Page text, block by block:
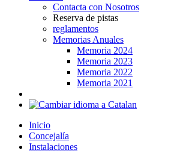
Contacta con Nosotros
Reserva de pistas
reglamentos
Memorias Anuales
Memoria 2024
Memoria 2023
Memoria 2022
Memoria 2021
Inicio
Concejalía
Instalaciones